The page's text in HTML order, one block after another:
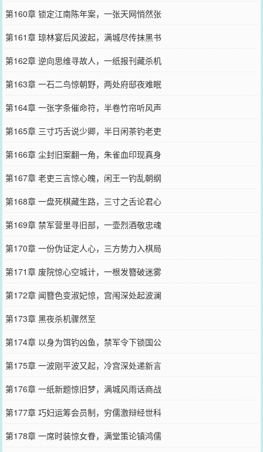
第160章 锁定江南陈年案，一张天网悄然张
第161章 琼林宴后风波起，满城尽传抹黑书
第162章 逆向思维寻故人，一纸报刊藏杀机
第163章 一石二鸟惊朝野，两处府邸夜难眠
第164章 一张字条催命符，半卷竹帘听风声
第165章 三寸巧舌说少卿，半日闲茶钓老吏
第166章 尘封旧案翻一角，朱雀血印现真身
第167章 老吏三言惊心魄，闲王一钓乱朝纲
第168章 一盘死棋藏生路，三寸之舌论君心
第169章 禁军营里寻旧部，一壶烈酒敬忠魂
第170章 一份伪证定人心，三方势力入棋局
第171章 废院惊心空城计，一根发簪破迷雾
第172章 闻簪色变淑妃惊，宫闱深处起波澜
第173章 黑夜杀机骤然至
第174章 以身为饵钓凶鱼，禁军令下锁国公
第175章 一波刚平波又起，冷宫深处递新言
第176章 一纸新题惊旧梦，满城风雨话商战
第177章 巧妇运筹会员制，穷儒激辩经世科
第178章 一席时装惊女眷，满堂策论镇鸿儒